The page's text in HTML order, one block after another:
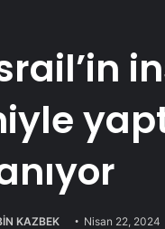
KAZBEK Nisan 22, 2024